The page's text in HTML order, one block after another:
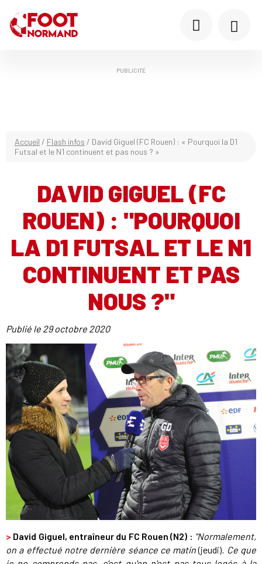
PUBLICITÉ
Accueil / Flash infos / David Giguel (FC Rouen) : « Pourquoi la D1
Futsal et le N1 continuent et pas nous ? »
DAVID GIGUEL (FC
ROUEN) : "POURQUOI
LA D1 FUTSAL ET LE N1
CONTINUENT ET PAS
NOUS ?"
Publié le 29 octobre 2020
> David Giguel, entraîneur du FC Rouen (N2) : "Normalement,
on a effectué notre dernière séance ce matin(jeudi). Ce que